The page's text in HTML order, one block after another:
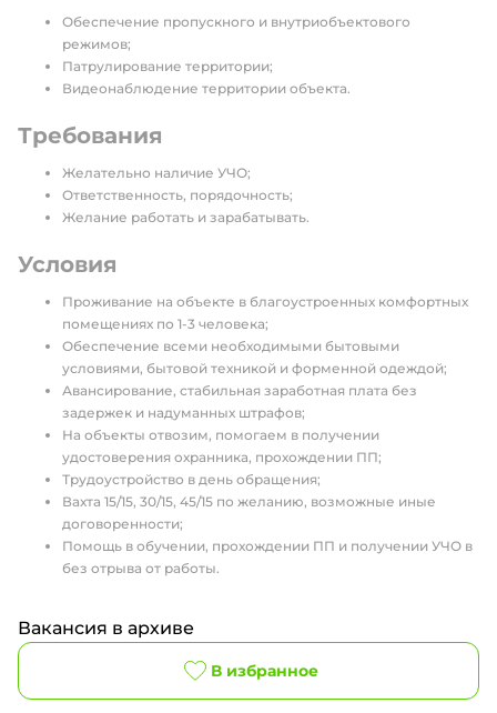
Обеспечение пропускного и внутриобъектового
режимов;
Патрулирование территории;
Видеонаблюдение территории объекта.
Требования
Желательно наличие УЧО;
Ответственность, порядочность;
Желание работать и зарабатывать.
Условия
Проживание на объекте в благоустроенных комфортных
помещениях по 1-3 человека;
Обеспечение всеми необходимыми бытовыми
условиями, бытовой техникой и форменной одеждой;
Авансирование, стабильная заработная плата без
задержек и надуманных штрафов;
На объекты отвозим, помогаем в получении
удостоверения охранника, прохождении ПП;
Трудоустройство в день обращения;
Вахта 15/15, 30/15, 45/15 по желанию, возможные иные
договоренности;
Помощь в обучении, прохождении ПП и получении УЧО в
без отрыва от работы.
Вакансия в архиве
В избранное